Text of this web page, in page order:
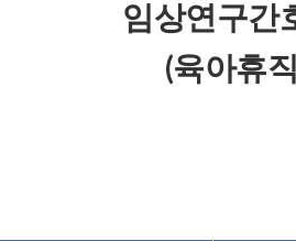
임상연구간
(육아휴